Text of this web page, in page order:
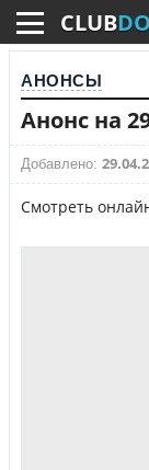
CLUB
АНОНСЫ
Анонс на
Добавлено:
Смотреть